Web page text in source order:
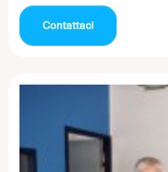
Contattaci